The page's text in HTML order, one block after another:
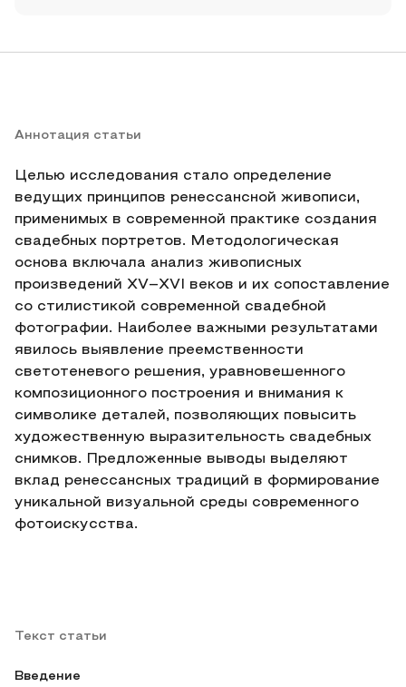
Аннотация статьи
Целью исследования стало определение
ведущих принципов ренессансной живописи,
применимых в современной практике создания
свадебных портретов. Методологическая
основа включала анализ живописных
произведений XV–XVI веков и их сопоставление
со стилистикой современной свадебной
фотографии. Наиболее важными результатами
явилось выявление преемственности
светотеневого решения, уравновешенного
композиционного построения и внимания к
символике деталей, позволяющих повысить
художественную выразительность свадебных
снимков. Предложенные выводы выделяют
вклад ренессансных традиций в формирование
уникальной визуальной среды современного
фотоискусства.
Текст статьи
Введение